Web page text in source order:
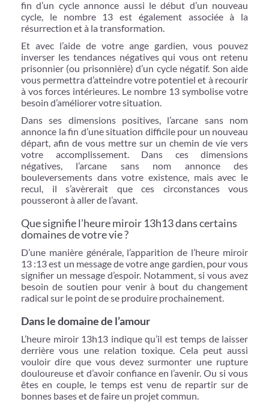
fin d’un cycle annonce aussi le début d’un nouveau
cycle, le nombre 13 est également associée à la
résurrection et à la transformation.
Et avec l’aide de votre ange gardien, vous pouvez
inverser les tendances négatives qui vous ont retenu
prisonnier (ou prisonnière) d’un cycle négatif. Son aide
vous permettra d’atteindre votre potentiel et à recourir
à vos forces intérieures. Le nombre 13 symbolise votre
besoin d’améliorer votre situation.
Dans ses dimensions positives, l’arcane sans nom
annonce la fin d’une situation difficile pour un nouveau
départ, afin de vous mettre sur un chemin de vie vers
votre accomplissement. Dans ces dimensions
négatives, l’arcane sans nom annonce des
bouleversements dans votre existence, mais avec le
recul, il s’avèrerait que ces circonstances vous
pousseront à aller de l’avant.
Que signifie l’heure miroir 13h13 dans certains
domaines de votre vie ?
D’une manière générale, l’apparition de l’heure miroir
13 :13 est un message de votre ange gardien, pour vous
signifier un message d’espoir. Notamment, si vous avez
besoin de soutien pour venir à bout du changement
radical sur le point de se produire prochainement.
Dans le domaine de l’amour
L’heure miroir 13h13 indique qu’il est temps de laisser
derrière vous une relation toxique. Cela peut aussi
vouloir dire que vous devez surmonter une rupture
douloureuse et d’avoir confiance en l’avenir. Ou si vous
êtes en couple, le temps est venu de repartir sur de
bonnes bases et de faire un projet commun.